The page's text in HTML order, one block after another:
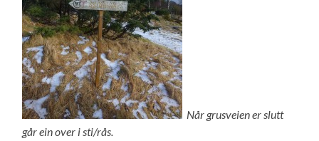
Når grusveien er slutt
går ein over i sti/rås.